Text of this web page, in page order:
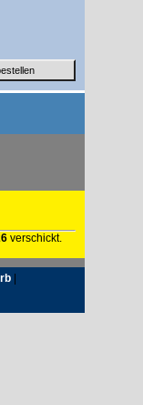
verschickt.
|